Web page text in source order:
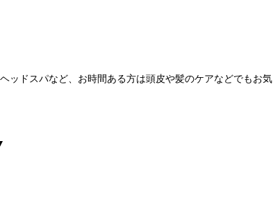
ッドスパなど、お時間ある方は頭皮や髪のケアなどでもお気